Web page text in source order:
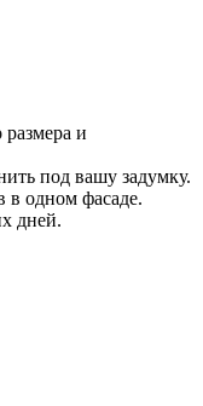
и
под вашу задумку.
в одном фасаде.
дней.